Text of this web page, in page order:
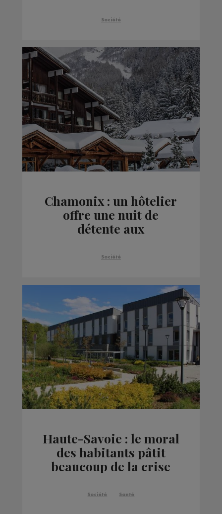
Société
Chamonix : un hôtelier
offre une nuit de
détente aux
tourisme
Société
Haute-Savoie : le moral
des habitants pâtit
beaucoup de la crise
économique
Société Santé